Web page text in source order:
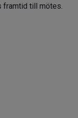
framtid till mötes.